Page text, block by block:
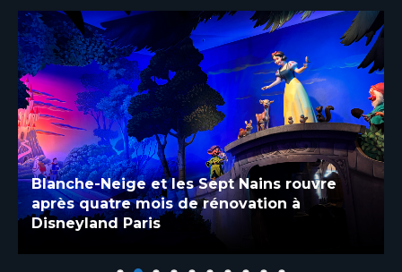
Blanche-Neige et les Sept Nains rouvre
après quatre mois de rénovation à
Disneyland Paris